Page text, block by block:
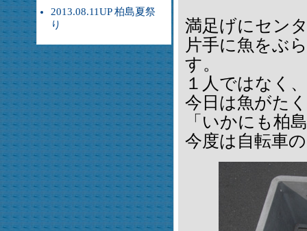
2013.08.11UP 柏島夏祭
り
満足げにセン
片手に魚をぶ
す。
１人ではなく
今日は魚がた
「いかにも柏
今度は自転車